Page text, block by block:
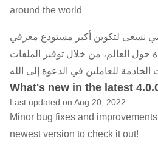
around the world
نسعى لتكوين أكبر مستودع معرفي
حول العالم، من خلال توفير الملفات
What's new in the latest
Last updated on Aug 20, 2022
Minor bug fixes and
newest version to check it out!